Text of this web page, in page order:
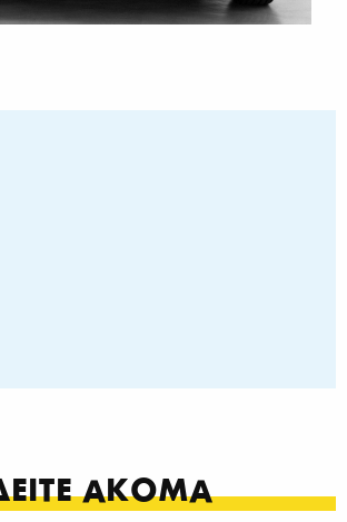
ΑΚΟΜΑ